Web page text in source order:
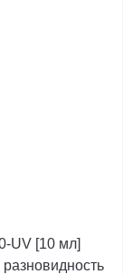
UV [10 мл]